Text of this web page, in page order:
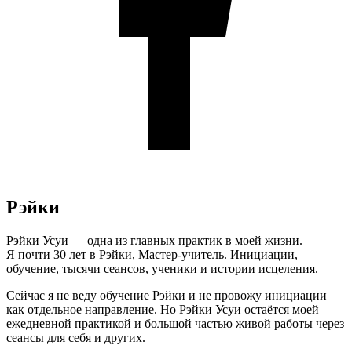
Рэйки
Рэйки Усуи — одна из главных практик в моей жизни.
Я почти 30 лет в Рэйки, Мастер-учитель. Инициации,
обучение, тысячи сеансов, ученики и истории исцеления.
Сейчас я не веду обучение Рэйки и не провожу инициации
как отдельное направление. Но Рэйки Усуи остаётся моей
ежедневной практикой и большой частью живой работы через
сеансы для себя и других.